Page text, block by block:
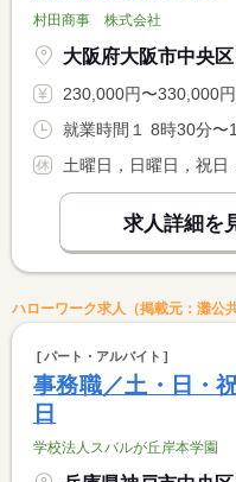
村田商事 株式会社
大阪府大阪市中央区
230,000円〜330,000円 ※フルタイム求人の場合
就業時間１ 8時30分〜
土曜日，日曜日，祝日
求人詳細を
ハローワーク求人（掲載元：灘公
パート・アルバイト
事務職／土・日・
日
学校法人スバルが丘岸本学園